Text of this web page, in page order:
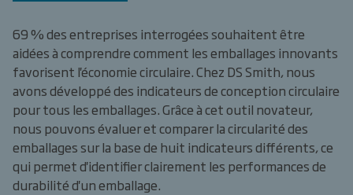
69 % des entreprises interrogées souhaitent être
aidées à comprendre comment les emballages innovants
favorisent l'économie circulaire. Chez DS Smith, nous
avons développé des indicateurs de conception circulaire
pour tous les emballages. Grâce à cet outil novateur,
nous pouvons évaluer et comparer la circularité des
emballages sur la base de huit indicateurs différents, ce
qui permet d'identifier clairement les performances de
durabilité d'un emballage.